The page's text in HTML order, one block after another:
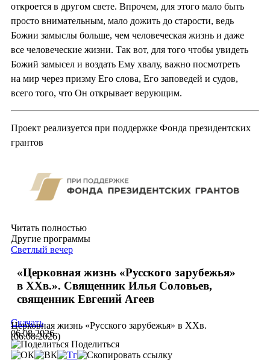
откроется в другом свете. Впрочем, для этого мало быть
просто внимательным, мало дожить до старости, ведь
Божии замыслы больше, чем человеческая жизнь и даже
все человеческие жизни. Так вот, для того чтобы увидеть
Божий замысел и воздать Ему хвалу, важно посмотреть
на мир через призму Его слова, Его заповедей и судов,
всего того, что Он открывает верующим.
Проект реализуется при поддержке Фонда президентских
грантов
Читать полностью
Другие программы
Светлый вечер
«Церковная жизнь «Русского зарубежья»
в ХХв.». Священник Илья Соловьев,
священник Евгений Агеев
Церковная жизнь «Русского зарубежья» в ХХв.
(06.08.2026)
Скачать
06.08.2026
Поделиться